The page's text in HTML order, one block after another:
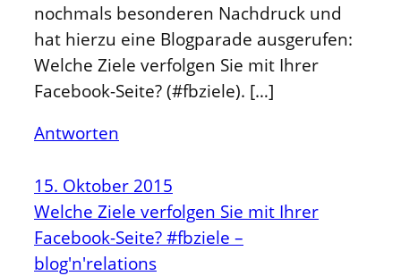
nochmals besonderen Nachdruck und
hat hierzu eine Blogparade ausgerufen:
Welche Ziele verfolgen Sie mit Ihrer
Facebook-Seite? (#fbziele). […]
Antworten
15. Oktober 2015
Welche Ziele verfolgen Sie mit Ihrer
Facebook-Seite? #fbziele –
blog'n'relations